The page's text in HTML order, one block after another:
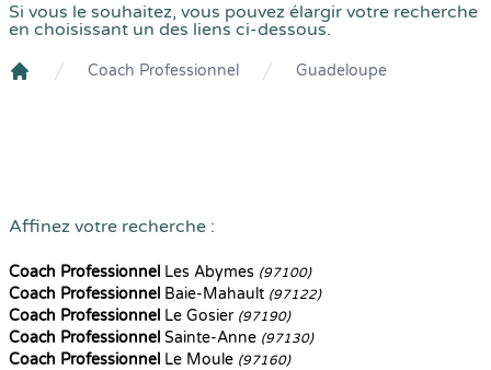
Si vous le souhaitez, vous pouvez élargir votre recherche
en choisissant un des liens ci-dessous.
Coach Professionnel Guadeloupe
Affinez votre recherche :
Coach Professionnel Les Abymes (97100)
Coach Professionnel Baie-Mahault (97122)
Coach Professionnel Le Gosier (97190)
Coach Professionnel Sainte-Anne (97130)
Coach Professionnel Le Moule (97160)